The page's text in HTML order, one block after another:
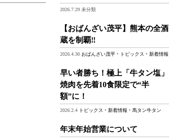
2026.7.29 未分類
【おばんざい茂平】熊本の全酒
蔵を制覇‼
2026.4.30 おばんざい茂平 • トピックス • 新着情報
早い者勝ち！極上「牛タン塩」
焼肉を先着10食限定で“半
額”に！
2026.2.4 トピックス • 新着情報 • 馬タン牛タン
年末年始営業について